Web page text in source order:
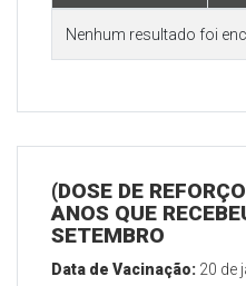
Nenhum resultado foi
(DOSE DE
ANOS QUE
SETEMBRO
Data de Vacinação: 20 de